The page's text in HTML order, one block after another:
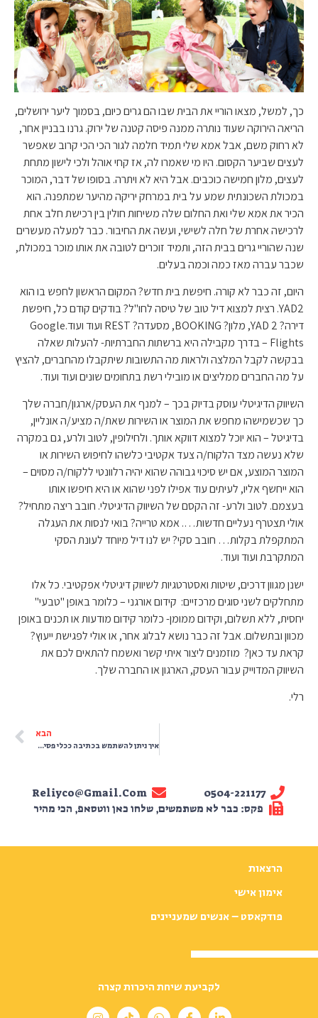
כך, למשל, מצאו הוריי את הבית שבו הם גרים כיום, בסמוך ליער ירושלים,
הריאה הירוקה שעוד נותרה ממנה פיסה קטנה של ירוק. גרנו בבניין אחר,
לא רחוק משם, אבל אמא שלי תמיד חלמה לגור הכי הכי קרוב שאפשר
לעצים שביער הקסום. היו מי שאמרו לה, אז קחי אוהל ולכי לישון מתחת
לעצים, מלון חמישה כוכבים. אבל היא לא ויתרה. בסופו של דבר, המוכר
במכולת השכונתית שמע על בית במרחק יריקה מהיער שמתפנה. הוא
הכיר את אמא שלי ואת החלום שלה משיחות חולין בין רכישת חלב אחת
לרכישה אחרת של חלה לשישי, ועשה את החיבור. כבר למעלה מעשרים
שנה שהוריי גרים בבית הזה, ותמיד זוכרים לטובה את אותו מוכר במכולת,
שכבר עברה מאז כמה וכמה בעלים.
היום, זה כבר לא קורה. חיפשת בית חדש? המקום הראשון לחפש בו הוא
YAD2. רצית למצוא דיל טוב של טיסה לחו"ל? בודקים קודם כל
, חיפשת
דירה? YAD 2, מלון? BOOKING, מסעדה? REST ועוד ועוד.Google
Flights – ב
דרך מקבילה היא ברשתות החברתיות- להעלות שאלה
בבקשה לקבל המלצה ולראות מה התשובות שיתקבלו מהחברים, להציץ
על מה החברים ממליצים או מובילי רשת בתחומים שונים ועוד ועוד.
השיווק הדיגיטלי עוסק בדיוק בכך – למנף את העסק/ארגון/חברה שלך
כך שכשמישהו מחפש את המוצר או השירות שאת/ה מציע/ה אונליין,
בדיגיטל – הוא יוכל למצוא דווקא אותך. ולחילופין, לטוב ולרע, גם במקרה
שלא נעשה מצד הלקוח/ה צעד אקטיבי כלשהו לחיפוש השירות או
המוצר המוצע, אם יש סיכוי גבוהה שהוא יהיה רלוונטי ללקוח/ה מסוים –
הוא ייחשף אליו, לעיתים עוד אפילו לפני שהוא או היא חיפשו אותו
בעצמם. לטוב ולרע- זה הקסם של השיווק הדיגיטלי. חובב ריצה מתחיל?
אולי תצטרף נעליים חדשות…. אמא טרייה? בואי לנסות את העגלה
המתקפלת בקלות… חובב סקי? יש לנו דיל מיוחד לעונת הסקי
המתקרבת ועוד ועוד.
ישנן מגוון דרכים, שיטות ואסטרטגיות לשיווק דיגיטלי אפקטיבי. כל אלו
מתחלקים לשני סוגים מרכזיים: קידום אורגני – כלומר באופן "טבעי"
יחסית, ללא תשלום, וקידום ממומן- כלומר קידום מודעות או תכנים באופן
מכוון ובתשלום. אבל זה כבר נושא לבלוג אחר, או אולי לפגישת ייעוץ?
קראת עד כאן? מוזמנים ליצור איתי קשר ואשמח להתאים לכם את
השיווק המדוייק עבור העסק, הארגון או החברה שלך.
רלי.
הבא
איך ניתן להשתמש בכתיבה ככלי פסיכולוגי לבריאות הנפש? 3 תרגילי ביבליותרפיה שכל אחד/ת יכול לנסות בבית
0504-221177
Reliyco@gmail.com
פקס: כבר לא משתמשים, שלחו כאן ווטסאפ, הכי מהיר
הרצאות
אימון אישי
פודקאסט – אנשים שמעניינים
לקביעת שיחת היכרות קצרה